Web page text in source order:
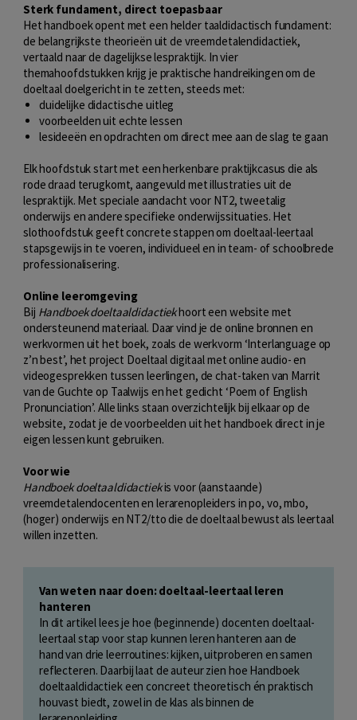
Sterk fundament, direct toepasbaar
Het handboek opent met een helder taaldidactisch fundament:
de belangrijkste theorieën uit de vreemdetalendidactiek,
vertaald naar de dagelijkse lespraktijk. In vier
themahoofdstukken krijg je praktische handreikingen om de
doeltaal doelgericht in te zetten, steeds met:
duidelijke didactische uitleg
voorbeelden uit echte lessen
lesideeën en opdrachten om direct mee aan de slag te gaan
Elk hoofdstuk start met een herkenbare praktijkcasus die als
rode draad terugkomt, aangevuld met illustraties uit de
lespraktijk. Met speciale aandacht voor NT2, tweetalig
onderwijs en andere specifieke onderwijssituaties. Het
slothoofdstuk geeft concrete stappen om doeltaal-leertaal
stapsgewijs in te voeren, individueel en in team- of schoolbrede
professionalisering.
Online leeromgeving
Bij Handboek doeltaaldidactiekhoort een website met
ondersteunend materiaal. Daar vind je de online bronnen en
werkvormen uit het boek, zoals de werkvorm ‘Interlanguage op
z’n best’, het project Doeltaal digitaal met online audio- en
videogesprekken tussen leerlingen, de chat-taken van Marrit
van de Guchte op Taalwijs en het gedicht ‘Poem of English
Pronunciation’. Alle links staan overzichtelijk bij elkaar op de
website, zodat je de voorbeelden uit het handboek direct in je
eigen lessen kunt gebruiken.
Voor wie
Handboek doeltaaldidactiekis voor (aanstaande)
vreemdetalendocenten en lerarenopleiders in po, vo, mbo,
(hoger) onderwijs en NT2/tto die de doeltaal bewust als leertaal
willen inzetten.
Van weten naar doen: doeltaal-leertaal leren
hanteren
In dit artikel lees je hoe (beginnende) docenten doeltaal-
leertaal stap voor stap kunnen leren hanteren aan de
hand van drie leerroutines: kijken, uitproberen en samen
reflecteren. Daarbij laat de auteur zien hoe Handboek
doeltaaldidactiek een concreet theoretisch én praktisch
houvast biedt, zowel in de klas als binnen de